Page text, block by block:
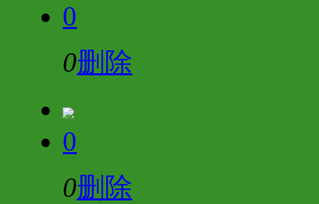
0
0删除
0
0删除